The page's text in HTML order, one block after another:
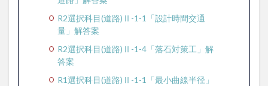
R2選択科目(道路)Ⅱ-1-1「設計時間交通
量」解答案
R2選択科目(道路)Ⅱ-1-4「落石対策工」解
答案
R1選択科目(道路)Ⅱ-1-1「最小曲線半径」